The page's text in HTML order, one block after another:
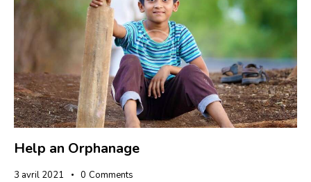
Help an Orphanage
3 avril 2021 0 Comments